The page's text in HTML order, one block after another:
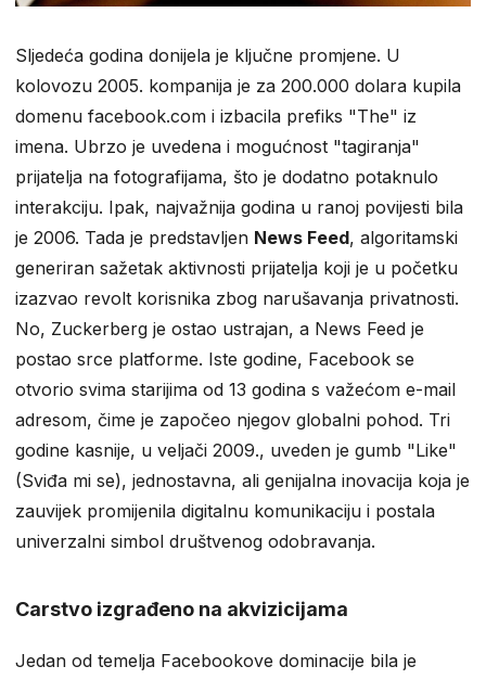
Sljedeća godina donijela je ključne promjene. U
kolovozu 2005. kompanija je za 200.000 dolara kupila
domenu facebook.com i izbacila prefiks "The" iz
imena. Ubrzo je uvedena i mogućnost "tagiranja"
prijatelja na fotografijama, što je dodatno potaknulo
interakciju. Ipak, najvažnija godina u ranoj povijesti bila
je 2006. Tada je predstavljen News Feed, algoritamski
generiran sažetak aktivnosti prijatelja koji je u početku
izazvao revolt korisnika zbog narušavanja privatnosti.
No, Zuckerberg je ostao ustrajan, a News Feed je
postao srce platforme. Iste godine, Facebook se
otvorio svima starijima od 13 godina s važećom e-mail
adresom, čime je započeo njegov globalni pohod. Tri
godine kasnije, u veljači 2009., uveden je gumb "Like"
(Sviđa mi se), jednostavna, ali genijalna inovacija koja je
zauvijek promijenila digitalnu komunikaciju i postala
univerzalni simbol društvenog odobravanja.
Carstvo izgrađeno na akvizicijama
Jedan od temelja Facebookove dominacije bila je